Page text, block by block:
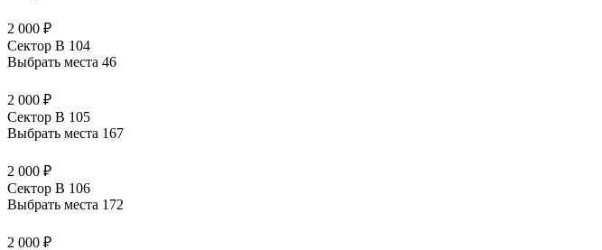
2 000 ₽
Сектор B 104
Выбрать места 46
2 000 ₽
Сектор B 105
Выбрать места 167
2 000 ₽
Сектор B 106
Выбрать места 172
2 000 ₽